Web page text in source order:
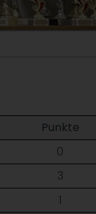
Punkte
0
3
1